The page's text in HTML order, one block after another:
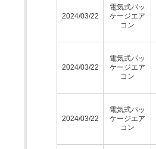
2024/03/22
電気式パッ
ケージエア
コン
2024/03/22
電気式パッ
ケージエア
コン
2024/03/22
電気式パッ
ケージエア
コン